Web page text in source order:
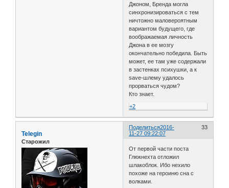
Джоном, Бренда могла
синхронизироваться с тем
ничтожно маловероятным
вариантом будущего, где
воображаемая личность
Джона в ее мозгу
окончательно победила. Быть
может, ее там уже содержали
в застенках психушки, а к
save-шлему удалось
прорваться чудом?
Кто знает.
+2
Поделиться 33
2016-
11-27 09:22:07
Telegin
Старожил
От первой части поста
Глюкнехта отложил
шлакоблок. Ибо нехило
похоже на героиню сна с
волками.